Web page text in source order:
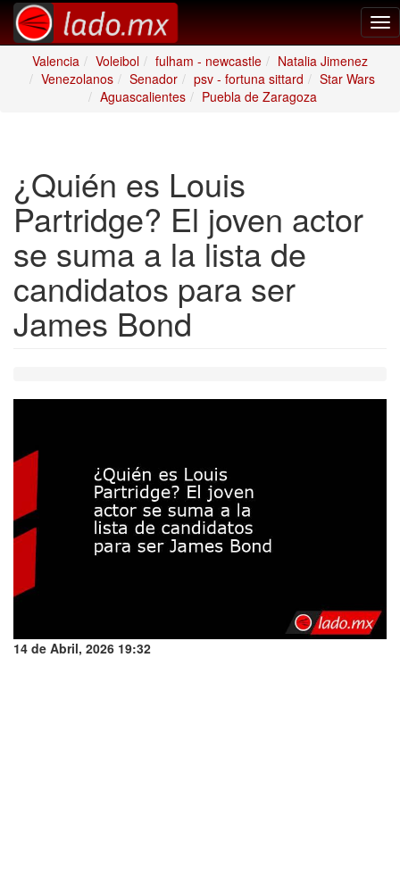
Valencia
Voleibol fulham - newcastle
Natalia Jimenez
Venezolanos
Senador psv - fortuna sittard
Star Wars
Aguascalientes
Puebla de Zaragoza
¿Quién es Louis
Partridge? El joven actor
se suma a la lista de
candidatos para ser
James Bond
14 de Abril, 2026 19:32